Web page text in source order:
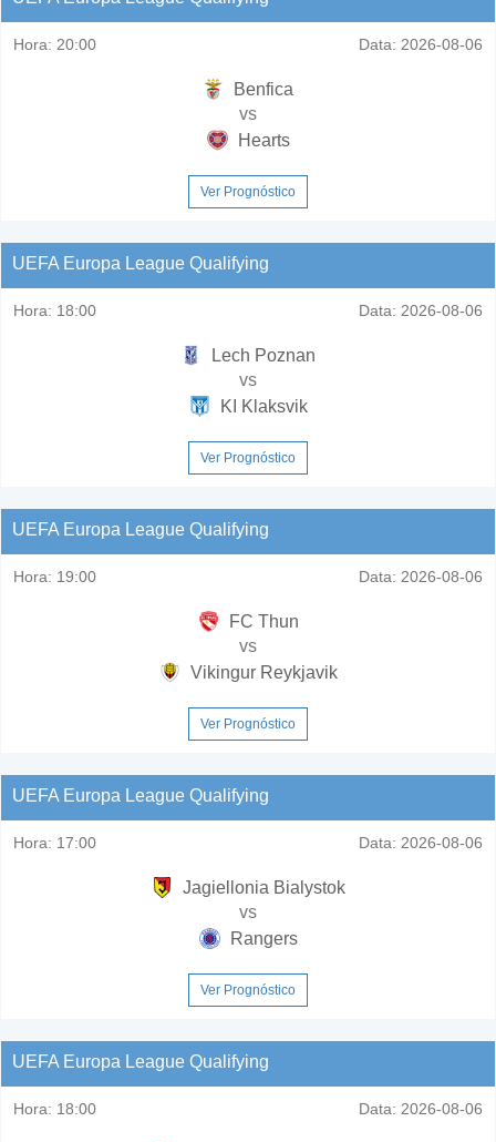
Hora: 20:00 Data: 2026-08-06
Benfica
vs
Hearts
Ver Prognóstico
UEFA Europa League Qualifying
Hora: 18:00 Data: 2026-08-06
Lech Poznan
vs
KI Klaksvik
Ver Prognóstico
UEFA Europa League Qualifying
Hora: 19:00 Data: 2026-08-06
FC Thun
vs
Vikingur Reykjavik
Ver Prognóstico
UEFA Europa League Qualifying
Hora: 17:00 Data: 2026-08-06
Jagiellonia Bialystok
vs
Rangers
Ver Prognóstico
UEFA Europa League Qualifying
Hora: 18:00 Data: 2026-08-06